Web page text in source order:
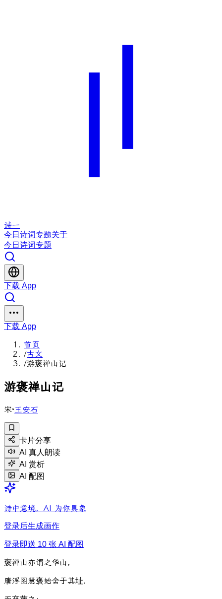
诗一
今日 诗词专题关于
今日 诗词专题
下载 App
下载 App
首页
/古文
/游褒禅山记
游褒禅山记
宋·王安石
卡片分享
AI 真人朗读
AI 赏析
AI 配图
诗中意境，AI 为你具象
登录后生成画作
登录即送 10 张 AI 配图
褒禅山亦谓之华山 ，
唐浮图慧褒始舍于其址，